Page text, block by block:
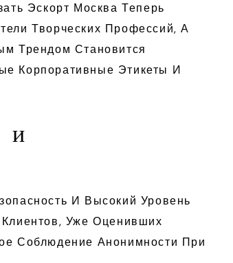
Эскорт Москва Теперь
Творческих Профессий, А
Трендом Становится
Корпоративные Этикеты И
и
И Высокий Уровень
Уже Оценивших
Соблюдение Анонимности При